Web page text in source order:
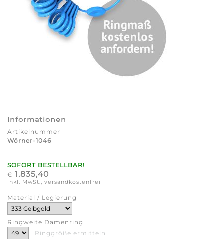
Informationen
Artikelnummer
Wörner-1046
SOFORT BESTELLBAR!
€ 1.835,40
inkl. MwSt., versandkostenfrei
Material / Legierung
Ringweite Damenring
Ringgröße ermitteln